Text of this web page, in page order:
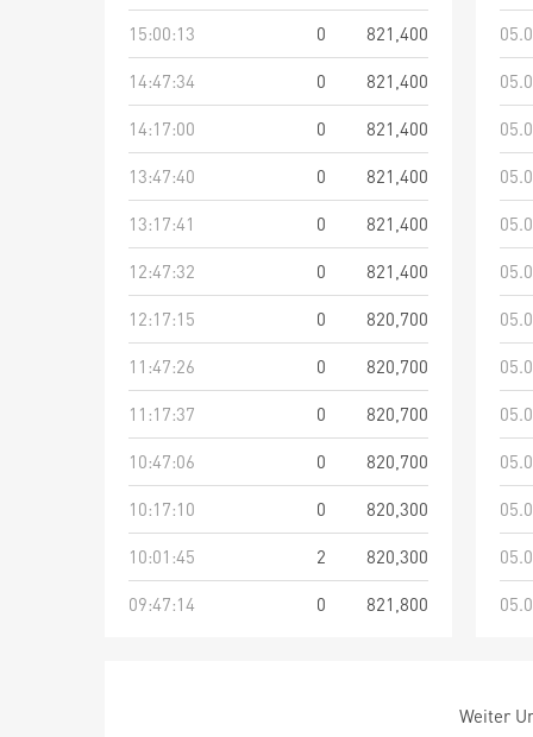
15:00:13
0
821,400
14:47:34
0
821,400
14:17:00
0
821,400
13:47:40
0
821,400
13:17:41
0
821,400
12:47:32
0
821,400
12:17:15
0
820,700
11:47:26
0
820,700
11:17:37
0
820,700
10:47:06
0
820,700
10:17:10
0
820,300
10:01:45
2
820,300
09:47:14
0 821,800
Weiter